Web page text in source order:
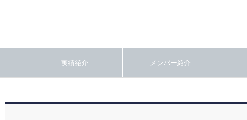
実績紹介 メンバー紹介